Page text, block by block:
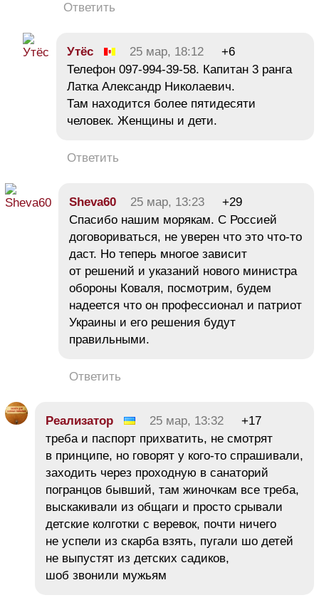
Ответить
Утёс 25 мар, 18:12
+6
Телефон 097-994-39-58. Капитан 3 ранга
Латка Александр Николаевич.
Там находится более пятидесяти
человек. Женщины и дети.
Ответить
Sheva60 25 мар, 13:23
+29
Спасибо нашим морякам. С Россией
договориваться, не уверен что это что-то
даст. Но теперь многое зависит
от решений и указаний нового министра
обороны Коваля, посмотрим, будем
надеется что он профессионал и патриот
Украины и его решения будут
правильными.
Ответить
Реализатор 25 мар, 13:32
+17
треба и паспорт прихватить, не смотрят
в принципе, но говорят у кого-то спрашивали,
заходить через проходную в санаторий
погранцов бывший, там жиночкам все треба,
выскакивали из общаги и просто срывали
детские колготки с веревок, почти ничего
не успели из скарба взять, пугали шо детей
не выпустят из детских садиков,
шоб звонили мужьям